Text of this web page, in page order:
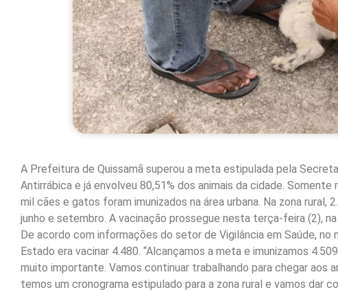
A Prefeitura de Quissamã superou a meta estipulada pela
Antirrábica e já envolveu 80,51% dos animais da cidade.
mil cães e gatos foram imunizados na área urbana. Na zona
junho e setembro. A vacinação prossegue nesta terça-feira (2),
De acordo com informações do setor de Vigilância em Saúde,
Estado era vacinar 4.480. “Alcançamos a meta e imunizamos
muito importante. Vamos continuar trabalhando para chegar aos
temos um cronograma estipulado para a zona rural e vamos dar